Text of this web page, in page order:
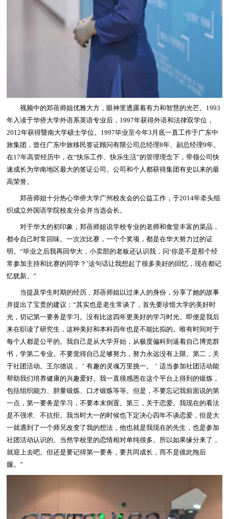
视频中的郑蓓师姐优雅大方，眼神里透露着有力和智慧的光芒。1993
年入读于华侨大学外语系英语专业后，1997年获得外语和法律双学位，
2012年获得暨南大学硕士学位。1997毕业至今年3月底一直工作于广东中
旅集团，曾任广东中旅移民签证顾问有限公司总经理8年、副总经理9年。
在17年高管经历中，在“快乐工作、快乐生活”的管理理念下，带领公司快
速成长为华南地区最大的签证公司。公司和个人都获得集团有史以来的最
高荣誉。
郑蓓师姐十分热心华侨大学广州校友会的公益工作，于2014年牵头组
织成立外国语学院校友分会并当选会长。
对于华大的初印象，郑蓓师姐说学校专业的老师和食堂丰富的菜品，
都令自己时常回味。一次次比赛，一个个奖项，都是在华大努力过的证
明。“毕业之后我再回华大，小卖部的老板还认识我，问‘你是不是那个经
常参加主持和比赛的同学？’这句话让我想起了很多美好的回忆，现在都记
忆犹新。”
当提及学生时期的经历，郑蓓师姐以过来人的身份，分享了她的故事
并提出了宝贵的建议：“其实也是老生常谈了，首先要珍惜大学的美好时
光，切记第一要务是学习。没有比这四年更美好的学习时光。即便是我后
来在职读了研究生，这种美好和本科四年也是不能比拟的。唯有时间对于
每个人都是公平的。我自己是从大学开始，从极度偏科到逼着自己博览群
书，学第二专业。不要觉得自己足够努力，努力永远没有上限。第二，关
于社团活动。王尔德说，＇有趣的灵魂万里挑一。＇适当参加社团活动能
帮助我们培养健康的兴趣爱好。我一直很感恩在这个平台上得到的锻炼，
包括组织能力、胆量锻炼、口才锻炼等等。但是，不要忘记我前面说的第
一点，第一要务是学习，不要本末倒置。第三，关于恋爱。我现在的看法
是不强求、不抗拒。我当时大一的时候也下定决心四年不谈恋爱，但是大
一就遇到了一个师兄改变了我的想法，他也就是我现在的先生，也是参加
社团活动认识的。当然学校里的恋情相对单纯很多。所以如果缘分来了，
就迎上去吧。但还是要记得第一要务，要共同成长，而不是彼此拖后
腿。”